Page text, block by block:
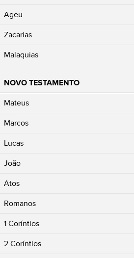
Ageu
Zacarias
Malaquias
NOVO TESTAMENTO
Mateus
Marcos
Lucas
João
Atos
Romanos
1 Coríntios
2 Coríntios